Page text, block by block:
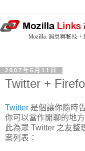
2007年5月11日
Twitter +
Twitter 是個讓你隨時
你可以當作閒聊的地
此為眾 Twitter 之友整
案列表：